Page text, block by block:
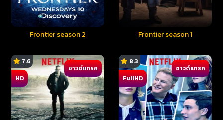
Frontier season 2 Frontier season 1
7.6
HD
ซาวด์แทรค
8.3
FullHD
ซาวด์แทรค